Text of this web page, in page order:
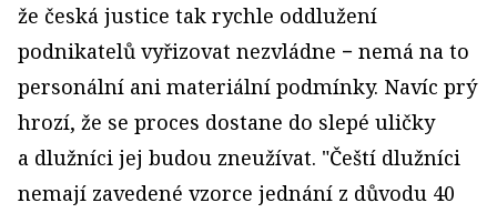
že česká justice tak rychle oddlužení
podnikatelů vyřizovat nezvládne − nemá na to
personální ani materiální podmínky. Navíc prý
hrozí, že se proces dostane do slepé uličky
a dlužníci jej budou zneužívat. "Čeští dlužníci
nemají zavedené vzorce jednání z důvodu 40